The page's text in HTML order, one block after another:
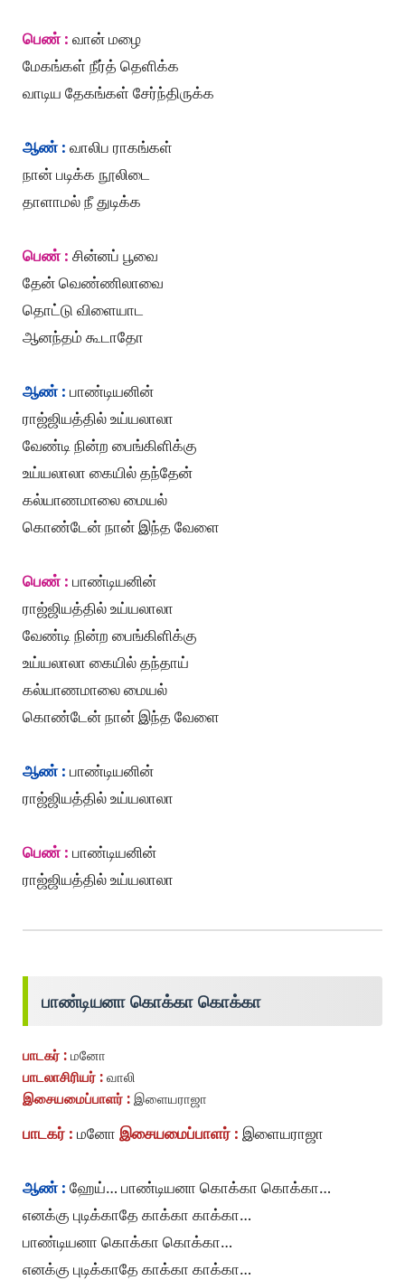
பெண் : வான் மழை
மேகங்கள் நீர்த் தெளிக்க
வாடிய தேகங்கள் சேர்ந்திருக்க
ஆண் : வாலிப ராகங்கள்
நான் படிக்க நூலிடை
தாளாமல் நீ துடிக்க
பெண் : சின்னப் பூவை
தேன் வெண்ணிலாவை
தொட்டு விளையாட
ஆனந்தம் கூடாதோ
ஆண் : பாண்டியனின்
ராஜ்ஜியத்தில் உய்யலாலா
வேண்டி நின்ற பைங்கிளிக்கு
உய்யலாலா கையில் தந்தேன்
கல்யாணமாலை மையல்
கொண்டேன் நான் இந்த வேளை
பெண் : பாண்டியனின்
ராஜ்ஜியத்தில் உய்யலாலா
வேண்டி நின்ற பைங்கிளிக்கு
உய்யலாலா கையில் தந்தாய்
கல்யாணமாலை மையல்
கொண்டேன் நான் இந்த வேளை
ஆண் : பாண்டியனின்
ராஜ்ஜியத்தில் உய்யலாலா
பெண் : பாண்டியனின்
ராஜ்ஜியத்தில் உய்யலாலா
பாண்டியனா கொக்கா கொக்கா
பாடகர் : மனோ
பாடலாசிரியர் : வாலி
இசையமைப்பாளர் : இளையராஜா
பாடகர் : மனோ இசையமைப்பாளர் : இளையராஜா
ஆண் : ஹேய்… பாண்டியனா கொக்கா கொக்கா…
எனக்கு புடிக்காதே காக்கா காக்கா…
பாண்டியனா கொக்கா கொக்கா…
எனக்கு புடிக்காதே காக்கா காக்கா…